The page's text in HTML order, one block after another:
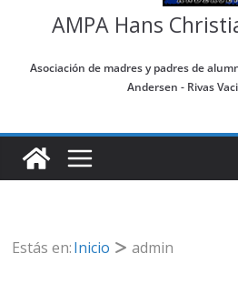
AMPA Hans
Asociación de madres y padres de
Andersen - Rivas
Estás en:Inicio admin